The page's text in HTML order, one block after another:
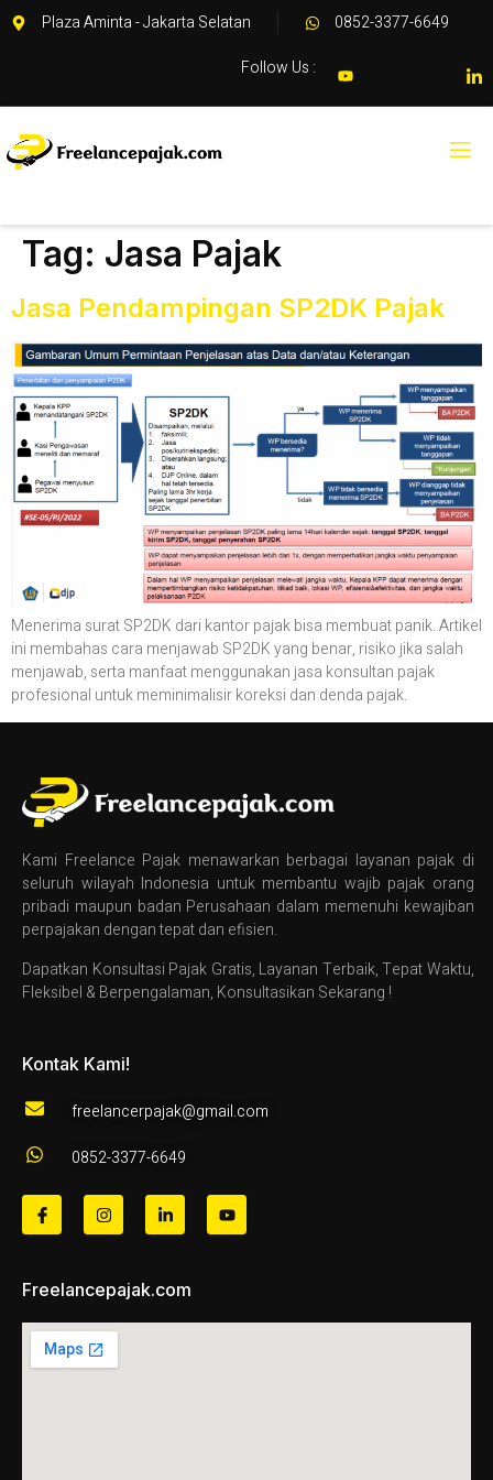
Plaza Aminta - Jakarta Selatan
0852-3377-6649
Follow Us :
Tag: Jasa Pajak
Jasa Pendampingan SP2DK Pajak
Menerima surat SP2DK dari kantor pajak bisa membuat panik. Artikel
ini membahas cara menjawab SP2DK yang benar, risiko jika salah
menjawab, serta manfaat menggunakan jasa konsultan pajak
profesional untuk meminimalisir koreksi dan denda pajak.
Kami Freelance Pajak menawarkan berbagai layanan pajak di
seluruh wilayah Indonesia untuk membantu wajib pajak orang
pribadi maupun badan Perusahaan dalam memenuhi kewajiban
perpajakan dengan tepat dan efisien.
Dapatkan Konsultasi Pajak Gratis, Layanan Terbaik, Tepat Waktu,
Fleksibel & Berpengalaman, Konsultasikan Sekarang !
Kontak Kami!
freelancerpajak@gmail.com
0852-3377-6649
Freelancepajak.com